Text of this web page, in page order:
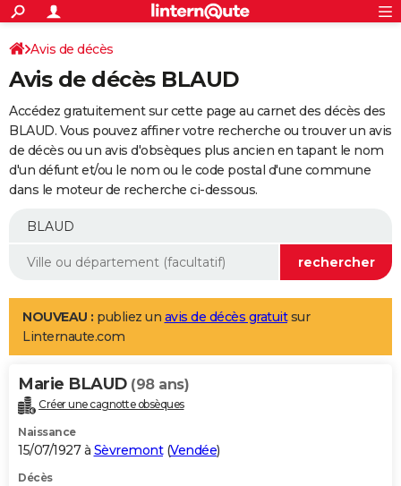
ACTUALITÉS
Politique
Société
Faits Divers
Education
Monde
Villes
+
SPORT
Coupe du monde 2026
Football
Tennis
Cyclisme
Rugby
Forum
Programme TV
TNT
Streaming
Cinéma
Sorties cinéma
Musique
+
FINANCE
Retraite
Impôts
Epargne
Immobilier
Risques naturels par ville
Banque
Assurance
Crédit
AUTO
Essais
Réserver un essai
Citadines
Berlines
SUV
Forum auto
+
Mobiles
Meilleur smartphone
Internet
Ordinateurs
Jeux vidéo
Guide high-tech
Aménagement intérieur
LIFESTYLE
Art de vivre
Bien-être
Loisirs
Mode
Modes de vie
Alimentation
Guide de la santé
Maladies
Médicaments
Sommeil
VOYAGE
Destinations
City break
Voyage nature
Voyage de noces
Forum
Climat
+PHOTO
GUIDES D'ACHAT
Avis de décès
Avis de décès BLAUD
Accédez gratuitement sur cette page au carnet des décès des
BLAUD. Vous pouvez affiner votre recherche ou trouver un avis
de décès ou un avis d'obsèques plus ancien en tapant le nom
d'un défunt et/ou le nom ou le code postal d'une commune
dans le moteur de recherche ci-dessous.
NOUVEAU : publiez un avis de décès gratuitsur
Linternaute.com
Marie BLAUD (98 ans)
Créer une cagnotte obsèques
Naissance
15/07/1927 à Sèvremont(Vendée)
Décès